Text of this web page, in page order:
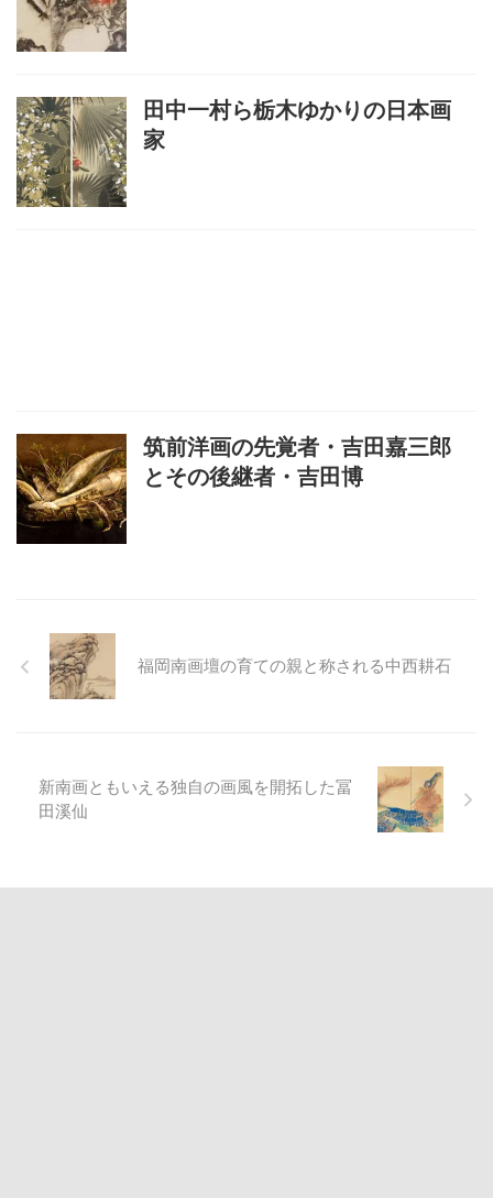
田中一村ら栃木ゆかりの日本画
家
筑前洋画の先覚者・吉田嘉三郎
とその後継者・吉田博
福岡南画壇の育ての親と称される中西耕石
新南画ともいえる独自の画風を開拓した冨
田溪仙